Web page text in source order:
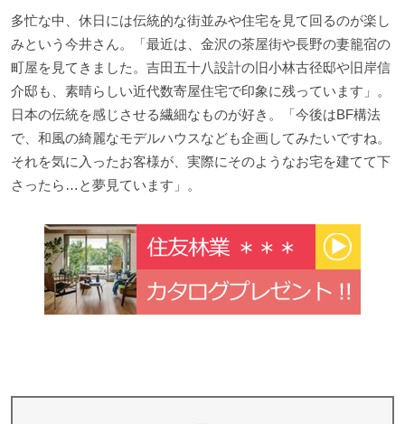
多忙な中、休日には伝統的な街並みや住宅を見て回るのが楽し
みという今井さん。「最近は、金沢の茶屋街や長野の妻籠宿の
町屋を見てきました。吉田五十八設計の旧小林古径邸や旧岸信
介邸も、素晴らしい近代数寄屋住宅で印象に残っています」。
日本の伝統を感じさせる繊細なものが好き。「今後はBF構法
で、和風の綺麗なモデルハウスなども企画してみたいですね。
それを気に入ったお客様が、実際にそのようなお宅を建てて下
さったら…と夢見ています」。